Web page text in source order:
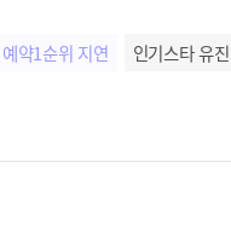
예약1순위 지연 인기스타 유진